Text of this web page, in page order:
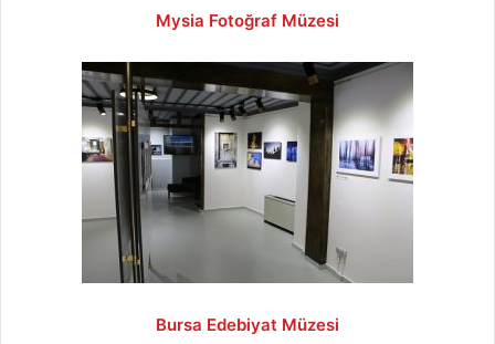
Mysia Fotoğraf Müzesi
Bursa Edebiyat Müzesi